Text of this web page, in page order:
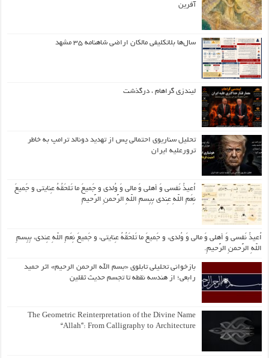
آفرین
سال‌ها بلاتکلیفی مالکان اراضی شاهنامه ۳۵ مشهد
لیندزی گراهام ، درگذشت
تحلیل سناریوی احتمالی پس از تهدید دونالد ترامپ به خاطر
ترورعلیه ایران
اُعیذُ نَفسی وَ أهلی وَ مالی وَ وُلدی و جَمیعَ ما تَلحَقُهُ عِنایتی و جَمیعَ
نِعَمِ اللّهِ عِندی بِبِسمِ اللّهِ الرَّحمنِ الرَّحیمِ
اُعیذُ نَفسی وَ أهلی وَ مالی وَ وُلدی، و جَمیعَ ما تَلحَقُهُ عِنایتی، و جَمیعَ نِعَمِ اللّهِ عِندی، بِبِسمِ
اللّهِ الرَّحمنِ الرَّحیمِ.
بازخوانی تحلیلی تابلوی «بسم الله الرحمن الرحیم» اثر حمید
رابعی؛ از هندسه نقطه تا تجسم حدیث ثقلین
The Geometric Reinterpretation of the Divine Name
“Allah”: From Calligraphy to Architecture